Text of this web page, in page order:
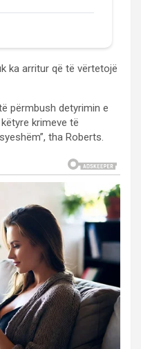
ka arritur që të vërtetojë
përmbush detyrimin e
krimeve të
tha Roberts.